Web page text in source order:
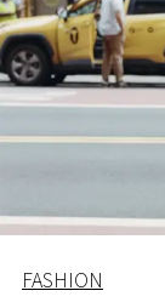
FASHION